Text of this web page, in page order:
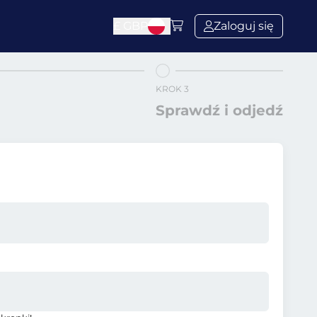
Zaloguj się
KROK 3
Sprawdź i odjedź